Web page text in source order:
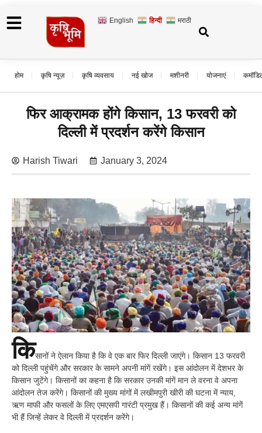
English हिन्दी मराठी
होम कृषि न्यूज़ कृषि व्यवसाय नई खोज मशीनरी योजनाएं
फिर आक्रामक होंगे किसान, 13 फरवरी को
दिल्ली में प्रदर्शन करेंगे किसान
Harish Tiwari January 3, 2024
किसानों ने ऐलान किया है कि वे एक बार फिर दिल्ली जाएंगे। किसान 13 फरवरी
को दिल्ली पहुंचेंगे और सरकार के सामने अपनी मांगें रखेंगे। इस आंदोलन में देशभर के
किसान जुटेंगे। किसानों का कहना है कि सरकार उनकी मांगें मान ले वरना वे अपना
आंदोलन तेज करेंगे। किसानों की मुख्य मांगों में लखीमपुरी खीरी की घटना में न्याय,
ऋण माफी और फसलों के लिए एमएसपी गारंटी प्रमुख हैं। किसानों की कई अन्य मांगें
भी हैं जिन्हें लेकर वे दिल्ली में प्रदर्शन करेंगे।